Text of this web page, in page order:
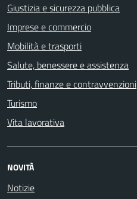
Giustizia e sicurezza pubblica
Imprese e commercio
Mobilità e trasporti
Salute, benessere e assistenza
Tributi, finanze e contravvenzioni
Turismo
Vita lavorativa
NOVITÀ
Notizie